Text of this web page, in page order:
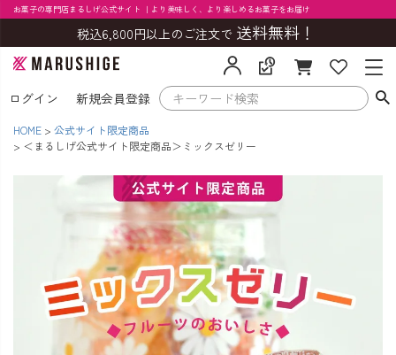
お菓子の専門店まるしげ公式サイト ｜より美味しく、より楽しめるお菓子をお届け
税込6,800円以上のご注文で 送料無料！
ログイン 新規会員登録
HOME
公式サイト限定商品
＜まるしげ公式サイト限定商品＞ミックスゼリー